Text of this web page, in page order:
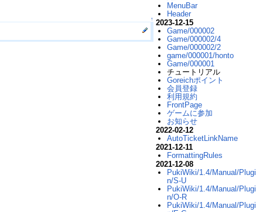
↑
MenuBar
Header
2023-12-15
Game/000002
Game/000002/4
Game/000002/2
game/000001/honto
Game/000001
チュートリアル
Goreichポイント
会員登録
利用規約
FrontPage
ゲームに参加
お知らせ
2022-02-12
AutoTicketLinkName
2021-12-11
FormattingRules
2021-12-08
PukiWiki/1.4/Manual/Plugi
n/S-U
PukiWiki/1.4/Manual/Plugi
n/O-R
PukiWiki/1.4/Manual/Plugi